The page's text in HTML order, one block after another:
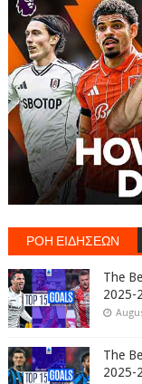
ΡΟΗ ΕΙΔΗΣΕΩΝ
The
2025-
The
2025-